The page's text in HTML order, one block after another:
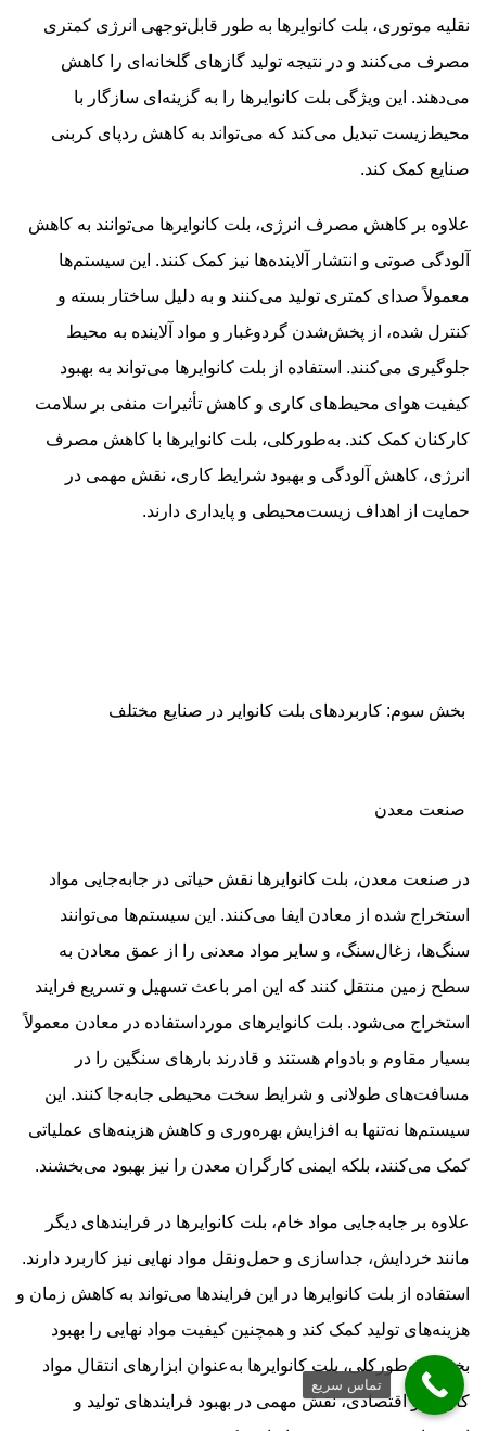
نقلیه موتوری، بلت کانوایرها به طور قابل‌توجهی انرژی کمتری
مصرف می‌کنند و در نتیجه تولید گازهای گلخانه‌ای را کاهش
می‌دهند. این ویژگی بلت کانوایرها را به گزینه‌ای سازگار با
محیط‌زیست تبدیل می‌کند که می‌تواند به کاهش ردپای کربنی
صنایع کمک کند.
علاوه بر کاهش مصرف انرژی، بلت کانوایرها می‌توانند به کاهش
آلودگی صوتی و انتشار آلاینده‌ها نیز کمک کنند. این سیستم‌ها
معمولاً صدای کمتری تولید می‌کنند و به دلیل ساختار بسته و
کنترل شده، از پخش‌شدن گردوغبار و مواد آلاینده به محیط
جلوگیری می‌کنند. استفاده از بلت کانوایرها می‌تواند به بهبود
کیفیت هوای محیط‌های کاری و کاهش تأثیرات منفی بر سلامت
کارکنان کمک کند. به‌طورکلی، بلت کانوایرها با کاهش مصرف
انرژی، کاهش آلودگی و بهبود شرایط کاری، نقش مهمی در
حمایت از اهداف زیست‌محیطی و پایداری دارند.
بخش سوم: کاربردهای بلت کانوایر در صنایع مختلف
صنعت معدن
در صنعت معدن، بلت کانوایرها نقش حیاتی در جابه‌جایی مواد
استخراج شده از معادن ایفا می‌کنند. این سیستم‌ها می‌توانند
سنگ‌ها، زغال‌سنگ، و سایر مواد معدنی را از عمق معادن به
سطح زمین منتقل کنند که این امر باعث تسهیل و تسریع فرایند
استخراج می‌شود. بلت کانوایرهای مورداستفاده در معادن معمولاً
بسیار مقاوم و بادوام هستند و قادرند بارهای سنگین را در
مسافت‌های طولانی و شرایط سخت محیطی جابه‌جا کنند. این
سیستم‌ها نه‌تنها به افزایش بهره‌وری و کاهش هزینه‌های عملیاتی
کمک می‌کنند، بلکه ایمنی کارگران معدن را نیز بهبود می‌بخشند.
علاوه بر جابه‌جایی مواد خام، بلت کانوایرها در فرایندهای دیگر
مانند خردایش، جداسازی و حمل‌ونقل مواد نهایی نیز کاربرد دارند.
استفاده از بلت کانوایرها در این فرایندها می‌تواند به کاهش زمان و
هزینه‌های تولید کمک کند و همچنین کیفیت مواد نهایی را بهبود
بخشد. به‌طورکلی، بلت کانوایرها به‌عنوان ابزارهای انتقال مواد
کارآمد و اقتصادی، نقش مهمی در بهبود فرایندهای تولید و
تماس سریع